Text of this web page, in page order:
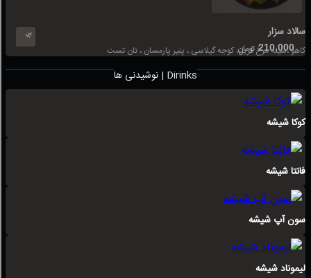
🌿 سالاد سزار
کاهو ،سینه مرغ گریل، کوجه گیلاسی ، پنیر پارمسان ، نان تست
210,000 تومان
نوشیدنی ها | Dirinks
کوکا شیشه
فانتا شیشه
سون آپ شیشه
لیموناد شیشه